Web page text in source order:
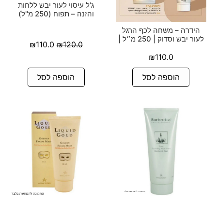
הידרה – משחה לכף הרגל
לעור יבש וסדוק | 250 מ״ל |
₪110.0
הוספה לסל
ג’ל עיסוי לעור יבש ללחות
והזנה – תפוח (250 מ"ל)
₪120.0
₪110.0
הוספה לסל